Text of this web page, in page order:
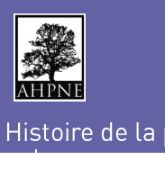
Histoire de
nature